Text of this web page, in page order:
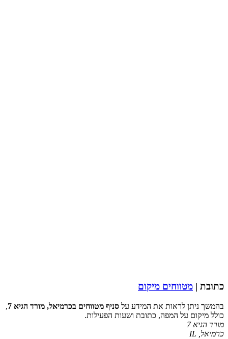
כתובת | מטווחים מיקום
בהמשך ניתן לראות את המידע על סניף מטווחים בכרמיאל, מורד הגיא 7
,
כולל מיקום על המפה, כתובת ושעות הפעילות.
מורד הגיא 7
כרמיאל IL